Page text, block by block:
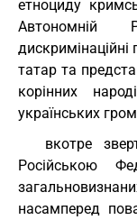
етноциду
Автономній
дискримінаційні
татар та
корінних
українських
вкотре
Російською
насамперед